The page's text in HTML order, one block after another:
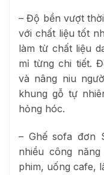
– Độ bền vượt
với chất liệu tốt
làm từ chất liệu
mỉ từng chi tiết.
và nâng niu
khung gỗ tự
hỏng hóc.
– Ghế sofa đơn
nhiều công
phim, uống cafe,